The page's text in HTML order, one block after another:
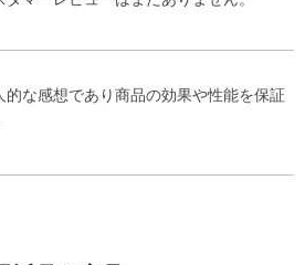
な感想であり商品の効果や性能を保証